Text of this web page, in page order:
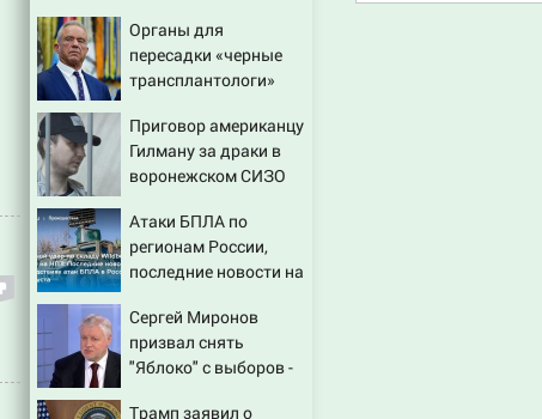
Органы для
пересадки «черные
трансплантологи»
живых пациентов
Приговор американцу
Гилману за драки в
воронежском СИЗО
ужесточить - Новости
на Вести.ru
Атаки БПЛА по
регионам России,
последние новости на
последствия, атаки на
склады Wildberries,
состояние
Сергей Миронов
призвал снять
"Яблоко" с выборов -
Трамп заявил о